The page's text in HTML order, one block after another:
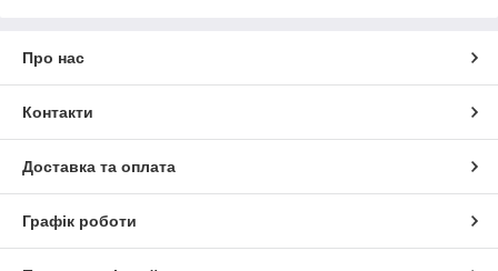
Про нас
Контакти
Доставка та оплата
Графік роботи